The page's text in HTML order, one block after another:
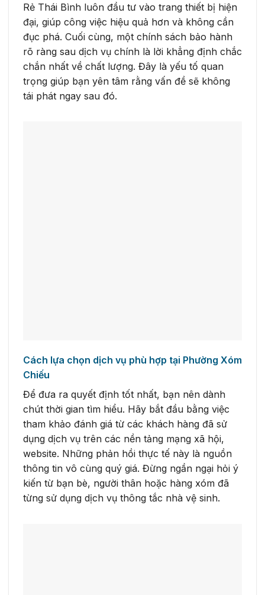
Rẻ Thái Bình luôn đầu tư vào trang thiết bị hiện
đại, giúp công việc hiệu quả hơn và không cần
đục phá. Cuối cùng, một chính sách bảo hành
rõ ràng sau dịch vụ chính là lời khẳng định chắc
chắn nhất về chất lượng. Đây là yếu tố quan
trọng giúp bạn yên tâm rằng vấn đề sẽ không
tái phát ngay sau đó.
Cách lựa chọn dịch vụ phù hợp tại Phường Xóm
Chiếu
Để đưa ra quyết định tốt nhất, bạn nên dành
chút thời gian tìm hiểu. Hãy bắt đầu bằng việc
tham khảo đánh giá từ các khách hàng đã sử
dụng dịch vụ trên các nền tảng mạng xã hội,
website. Những phản hồi thực tế này là nguồn
thông tin vô cùng quý giá. Đừng ngần ngại hỏi ý
kiến từ bạn bè, người thân hoặc hàng xóm đã
từng sử dụng dịch vụ thông tắc nhà vệ sinh.